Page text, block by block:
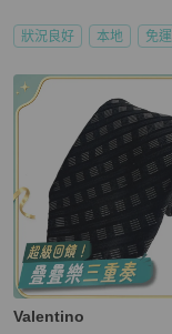
狀況良好 本地 免運
Valentino